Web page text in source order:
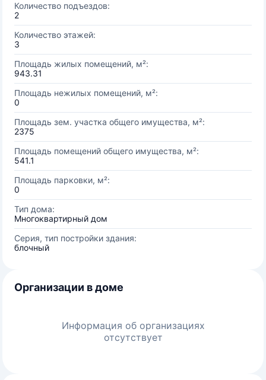
Количество подъездов:
2
Количество этажей:
3
Площадь жилых помещений, м²:
943.31
Площадь нежилых помещений, м²:
0
Площадь зем. участка общего имущества, м²:
2375
Площадь помещений общего имущества, м²:
541.1
Площадь парковки, м²:
0
Тип дома:
Многоквартирный дом
Серия, тип постройки здания:
блочный
Организации в доме
Информация об организациях
отсутствует